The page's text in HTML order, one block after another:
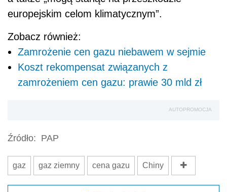
europejskim celom klimatycznym”.
Zobacz również:
Zamrożenie cen gazu niebawem w sejmie
Koszt rekompensat związanych z
zamrożeniem cen gazu: prawie 30 mld zł
AUTOPROMOCJA
Źródło: PAP
gaz gaz ziemny cena gazu Chiny